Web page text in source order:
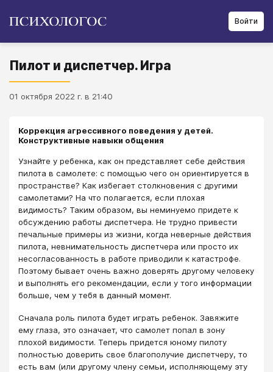
Войти
Пилот и диспетчер. Игра
01 октября 2022 г. в 21:40
Коррекция агрессивного поведения у детей.
Конструктивные навыки общения
Узнайте у ребенка, как он представляет себе действия
пилота в самолете: с помощью чего он ориентируется в
пространстве? Как избегает столкновения с другими
самолетами? На что полагается, если плохая
видимость? Таким образом, вы неминуемо придете к
обсуждению работы диспетчера. Не трудно привести
печальные примеры из жизни, когда неверные действия
пилота, невнимательность диспетчера или просто их
несогласованность в работе приводили к катастрофе.
Поэтому бывает очень важно доверять другому человеку
и выполнять его рекомендации, если у того информации
больше, чем у тебя в данный момент.
Сначала роль пилота будет играть ребенок. Завяжите
ему глаза, это означает, что самолет попал в зону
плохой видимости. Теперь придется юному пилоту
полностью доверить свое благополучие диспетчеру, то
есть вам (или другому члену семьи, исполняющему эту